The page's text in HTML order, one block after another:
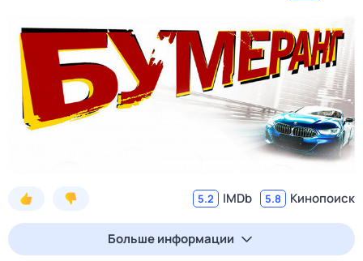
5.2 IMDb 5.8 Кинопоиск
Больше информации